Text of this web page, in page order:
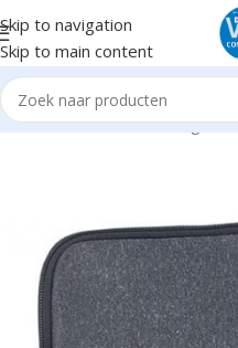
Skip to navigation
Skip to main content
Home Hardware Overigen